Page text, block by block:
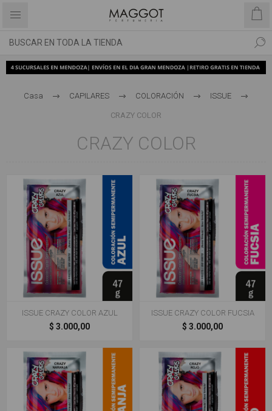
Casa CAPILARES COLORACIÓN ISSUE
CRAZY COLOR
CRAZY COLOR
ISSUE CRAZY COLOR AZUL
$ 3.000,00
ISSUE CRAZY COLOR FUCSIA
$ 3.000,00